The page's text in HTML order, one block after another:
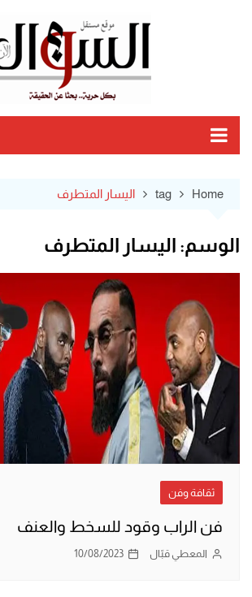
Home
tag اليسار المتطرف
الوسم: اليسار المتطرف
ثقافة وفن
فن الراب وقود للسخط والعنف
المعطي قبّال 10/08/2023